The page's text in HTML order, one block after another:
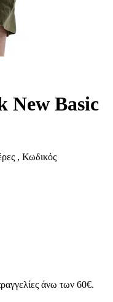
New Basic
, Κωδικός
άνω των 60€.